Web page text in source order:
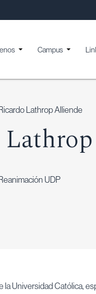
Campus
Lathrop Alliende
UDP
la Universidad Católica,